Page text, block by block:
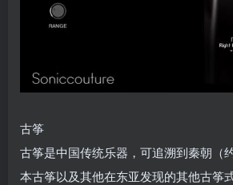
古筝
古筝是中国传统乐器，可追溯到秦朝（
本古筝以及其他在东亚发现的其他古筝